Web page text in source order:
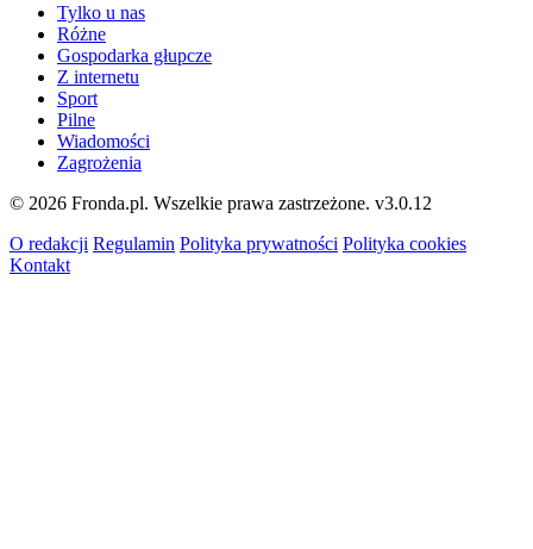
Tylko u nas
Różne
Gospodarka głupcze
Z internetu
Sport
Pilne
Wiadomości
Zagrożenia
© 2026 Fronda.pl. Wszelkie prawa zastrzeżone. v3.0.12
O redakcji Regulamin Polityka prywatności Polityka cookies
Kontakt